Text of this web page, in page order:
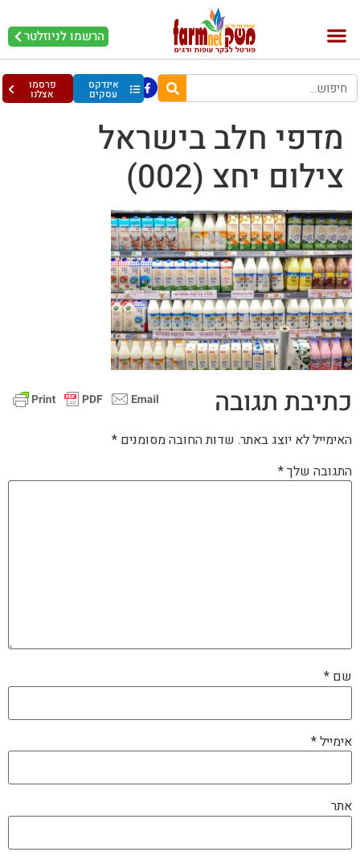
הרשמו לניוזלטר
אינדקס
עסקים
פרסמו
אצלנו
מדפי חלב בישראל
צילום יחצ (002)
כתיבת תגובה
האימייל לא יוצג באתר. שדות החובה מסומנים *
התגובה שלך*
שם *
אימייל*
אתר